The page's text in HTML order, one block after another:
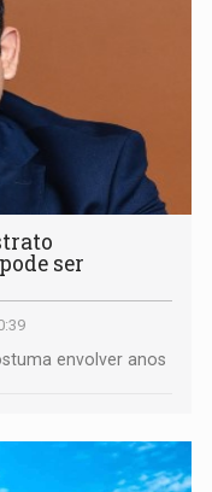
ser
envolver anos